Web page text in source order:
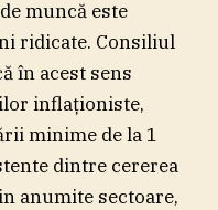
muncă este
ridicate. Consiliul
în acest sens
inflaţioniste,
minime de la 1
dintre cererea
anumite sectoare,